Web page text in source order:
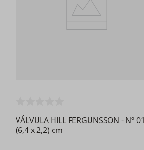
VÁLVULA HILL FERGUNSSON - Nº 01
(6,4 x 2,2) cm